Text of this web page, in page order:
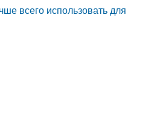
всего использовать для